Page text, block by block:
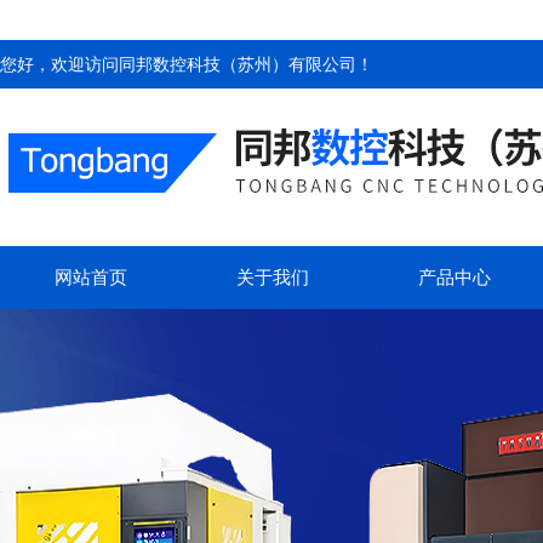
您好，欢迎访问同邦数控科技（苏州）有限公司 ！
网站首页 关于我们 产品中心